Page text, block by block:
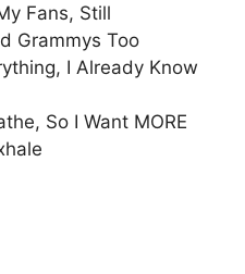
Fans, Still
Grammys Too
I Already Know
So I Want MORE